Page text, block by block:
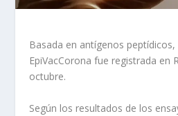
Basada en antígenos peptídicos,
EpiVacCorona fue registrada en
octubre.
Según los resultados de los